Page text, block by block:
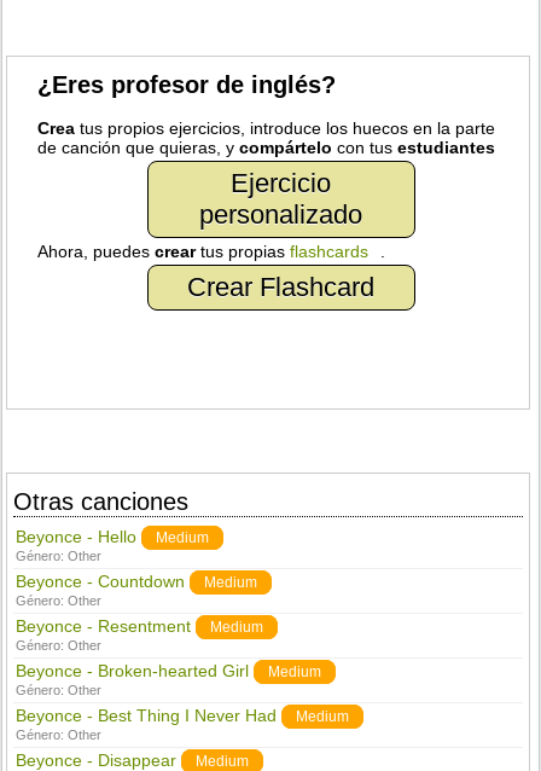
¿Eres profesor de inglés?
Crea tus propios ejercicios, introduce los huecos en la parte
de canción que quieras, ycompártelo con tusestudiantes
Ejercicio
personalizado
Ahora, puedescreartus propiasflashcards
Crear Flashcard
Otras canciones
Beyonce - Hello Medium
Género:Other
Beyonce - Countdown Medium
Género:Other
Beyonce - Resentment Medium
Género:Other
Beyonce - Broken-hearted Girl Medium
Género:Other
Beyonce - Best Thing I Never Had Medium
Género:Other
Beyonce - Disappear Medium